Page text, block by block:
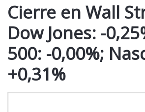
Cierre en Wall
Dow Jones: -
500: -0,00%;
+0,31%